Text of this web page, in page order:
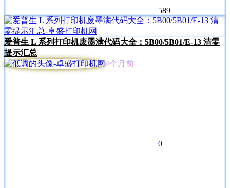
589
爱普生 L 系列打印机废墨满代码大全：5B00/5B01/E-13 清零
提示汇总
4个月前
0